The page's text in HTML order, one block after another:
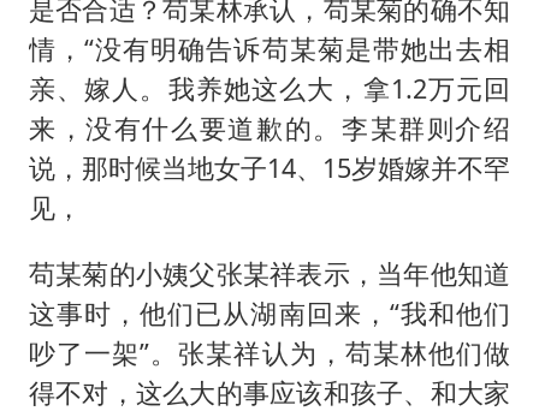
是否合适？苟某林承认，苟某菊的确不知
情，“没有明确告诉苟某菊是带她出去相
亲、嫁人。我养她这么大，拿1.2万元回
来，没有什么要道歉的。李某群则介绍
说，那时候当地女子14、15岁婚嫁并不罕
见，
苟某菊的小姨父张某祥表示，当年他知道
这事时，他们已从湖南回来，“我和他们
吵了一架”。张某祥认为，苟某林他们做
得不对，这么大的事应该和孩子、和大家